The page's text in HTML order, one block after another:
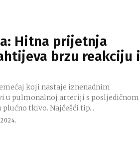
Hitna prijetnja
brzu reakciju i
koji nastaje iznenadnim
u pulmonalnoj arteriji s posljedičnom
tkivo. Najčešći tip...